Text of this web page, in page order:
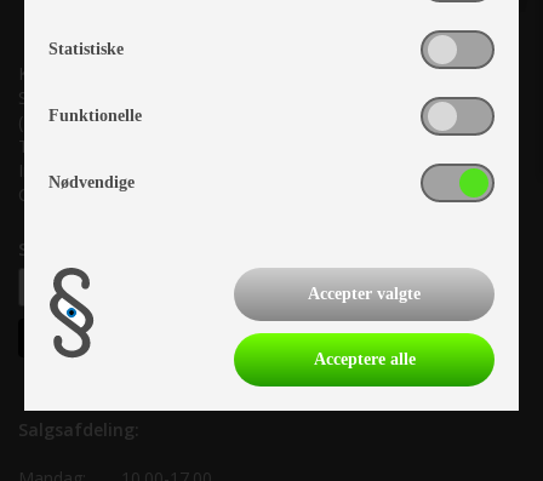
Kronjyllands Camping Center A/S
Suderholmen 10, 8960 Randers SØ
(Lige ud til Grenåvej)
Tlf. +45 87 10 98 70
Info@as-kcc.dk
CVR: 33 38 77 33
Samtykke til nyhedsbrev
Salgsafdeling:
Statistiske
Funktionelle
Nødvendige
Accepter valgte
Acceptere alle